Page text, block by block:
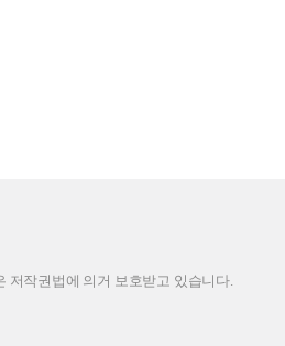
저작권법에 의거 보호받고 있습니다.